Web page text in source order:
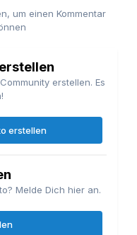
um einen Kommentar
erstellen. Es
erstellen
Melde Dich hier an.